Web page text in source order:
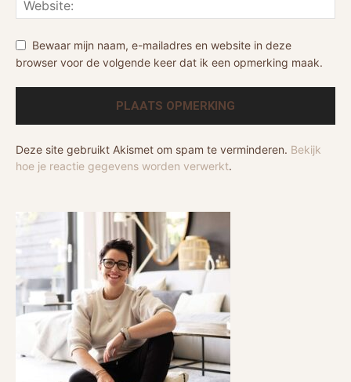
Bewaar mijn naam, e-mailadres en website in deze
browser voor de volgende keer dat ik een opmerking maak.
Deze site gebruikt Akismet om spam te verminderen. Bekijk
hoe je reactie gegevens worden verwerkt.